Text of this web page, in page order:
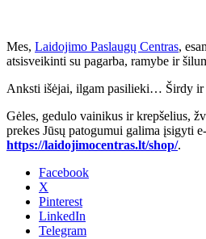
Mes, Laidojimo Paslaugų Centras,
atsisveikinti su pagarba, ramybe ir
Anksti išėjai, ilgam pasilieki… Širdy ir
Gėles, gedulo vainikus ir krepšelius,
prekes Jūsų patogumui galima įsigyti
https://laidojimocentras.lt/shop/.
Facebook
X
Pinterest
LinkedIn
Telegram